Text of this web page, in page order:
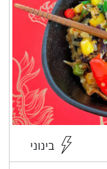
בינוני